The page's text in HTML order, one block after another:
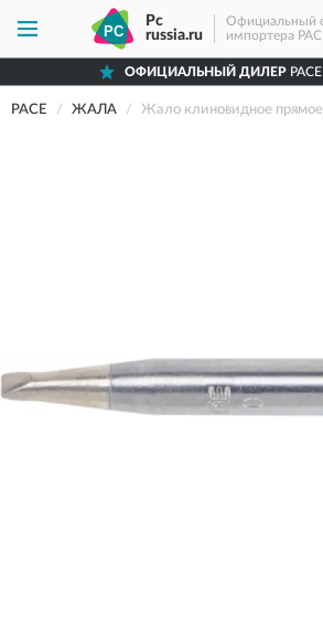
Pc
russia.ru
Официальный
импортера
ОФИЦИАЛЬНЫЙ ДИЛЕР
PACE ЖАЛА Жало клиновидное